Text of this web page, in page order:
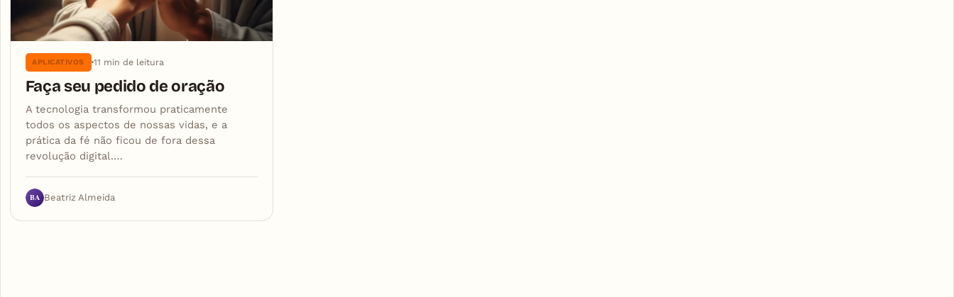
APLICATIVOS 11 min de leitura
Faça seu pedido de oração
A tecnologia transformou praticamente
todos os aspectos de nossas vidas, e a
prática da fé não ficou de fora dessa
revolução digital.…
BA Beatriz Almeida